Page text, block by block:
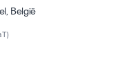
België